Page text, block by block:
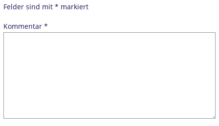
Felder sind mit* markiert
Kommentar*